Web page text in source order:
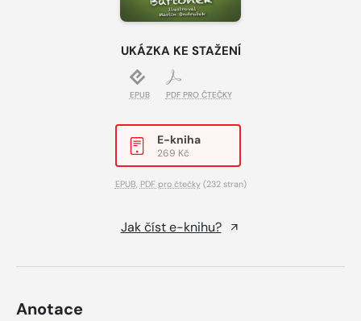
UKÁZKA KE STAŽENÍ
EPUB PDF PRO ČTEČKY
E-kniha
269 Kč
EPUB, PDF pro čtečky(232 stran)
Jak číst e-knihu?
Anotace